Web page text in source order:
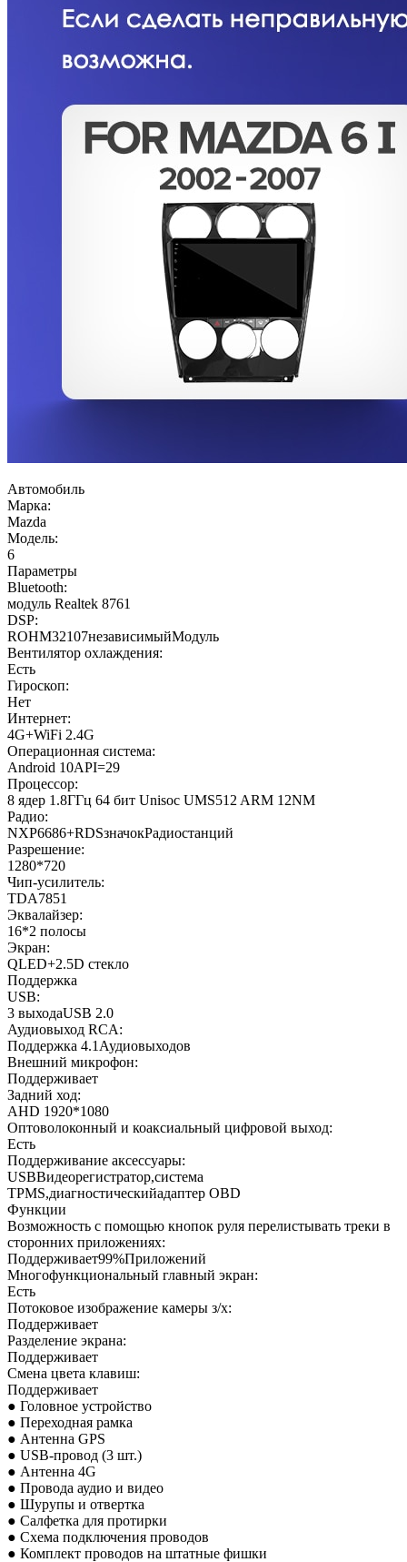
Автомобиль
Марка:
Mazda
Модель:
6
Параметры
Bluetooth:
модуль Realtek 8761
DSP:
ROHM32107независимыйМодуль
Вентилятор охлаждения:
Есть
Гироскоп:
Нет
Интернет:
4G+WiFi 2.4G
Операционная система:
Android 10API=29
Процессор:
8 ядер 1.8ГГц 64 бит Unisoc UMS512 ARM 12NM
Радио:
NXP6686+RDSзначокРадиостанций
Разрешение:
1280*720
Чип-усилитель:
TDA7851
Эквалайзер:
16*2 полосы
Экран:
QLED+2.5D стекло
Поддержка
USB:
3 выходаUSB 2.0
Аудиовыход RCA:
Поддержка 4.1Аудиовыходов
Внешний микрофон:
Поддерживает
Задний ход:
AHD 1920*1080
Оптоволоконный и коаксиальный цифровой выход:
Есть
Поддерживание аксессуары:
USBВидеорегистратор,система
TPMS,диагностическийадаптер OBD
Функции
Возможность с помощью кнопок руля перелистывать треки в
сторонних приложениях:
Поддерживает99%Приложений
Многофункциональный главный экран:
Есть
Потоковое изображение камеры з/х:
Поддерживает
Разделение экрана:
Поддерживает
Смена цвета клавиш:
Поддерживает
● Головное устройство
● Переходная рамка
● Антенна GPS
● USB-провод (3 шт.)
● Антенна 4G
● Провода аудио и видео
● Шурупы и отвертка
● Салфетка для протирки
● Схема подключения проводов
● Комплект проводов на штатные фишки